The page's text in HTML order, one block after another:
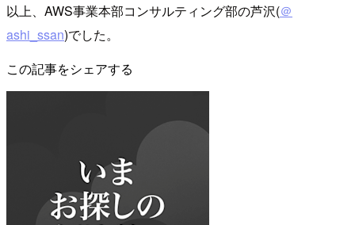
以上、AWS事業本部コンサルティング部の芦沢(＠
ashi_ssan)でした。
この記事をシェアする